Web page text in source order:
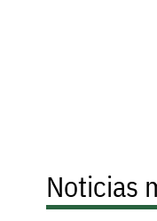
Noticias